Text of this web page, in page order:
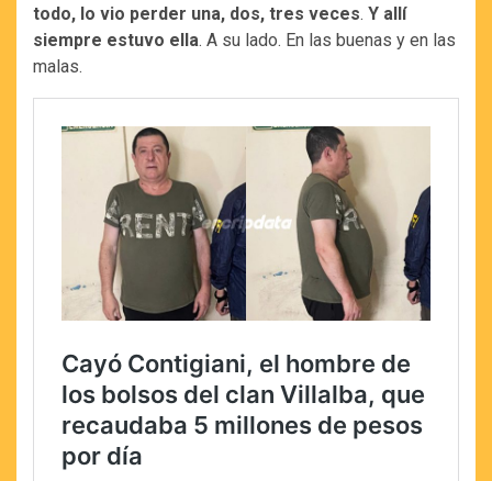
todo, lo vio perder una, dos, tres veces. Y allí
siempre estuvo ella. A su lado. En las buenas y en las
malas.